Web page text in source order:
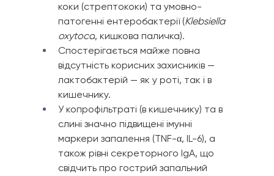
коки (стрептококи) та умовно-
патогенні ентеробактерії (Klebsiella
oxytoca, кишкова паличка).
Спостерігається майже повна
відсутність корисних захисників —
лактобактерій — як у роті, так і в
кишечнику.
У копрофільтраті (в кишечнику) та в
слині значно підвищені імунні
маркери запалення (TNF-α, IL-6), а
також рівні секреторного IgA, що
свідчить про гострий запальний